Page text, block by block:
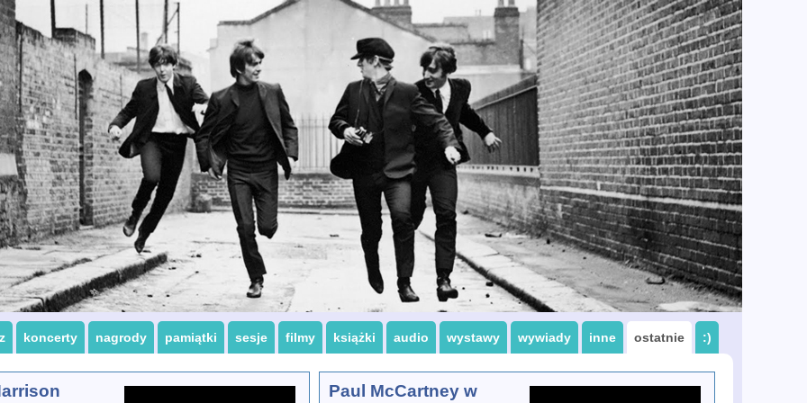
koncerty nagrody pamiątki sesje filmy książki audio wystawy wywiady inne ostatnie :)
Paul McCartney w